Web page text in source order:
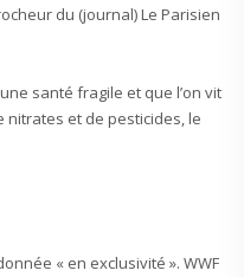
du (journal) Le Parisien
santé fragile et que l’on vit
nitrates et de pesticides, le
« en exclusivité ». WWF